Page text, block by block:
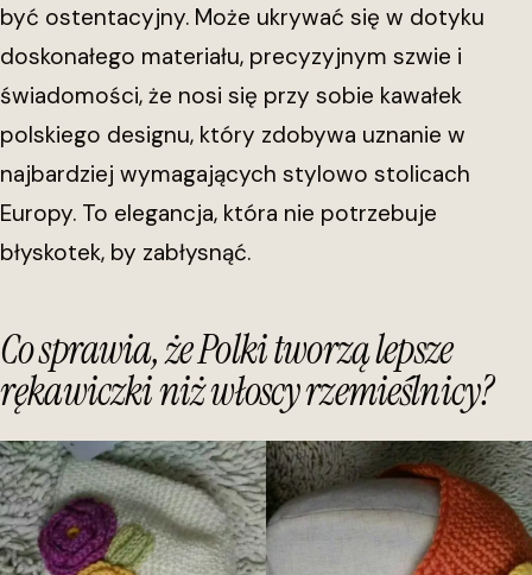
być ostentacyjny. Może ukrywać się w dotyku
doskonałego materiału, precyzyjnym szwie i
świadomości, że nosi się przy sobie kawałek
polskiego designu, który zdobywa uznanie w
najbardziej wymagających stylowo stolicach
Europy. To elegancja, która nie potrzebuje
błyskotek, by zabłysnąć.
Co sprawia, że Polki tworzą lepsze
rękawiczki niż włoscy rzemieślnicy?